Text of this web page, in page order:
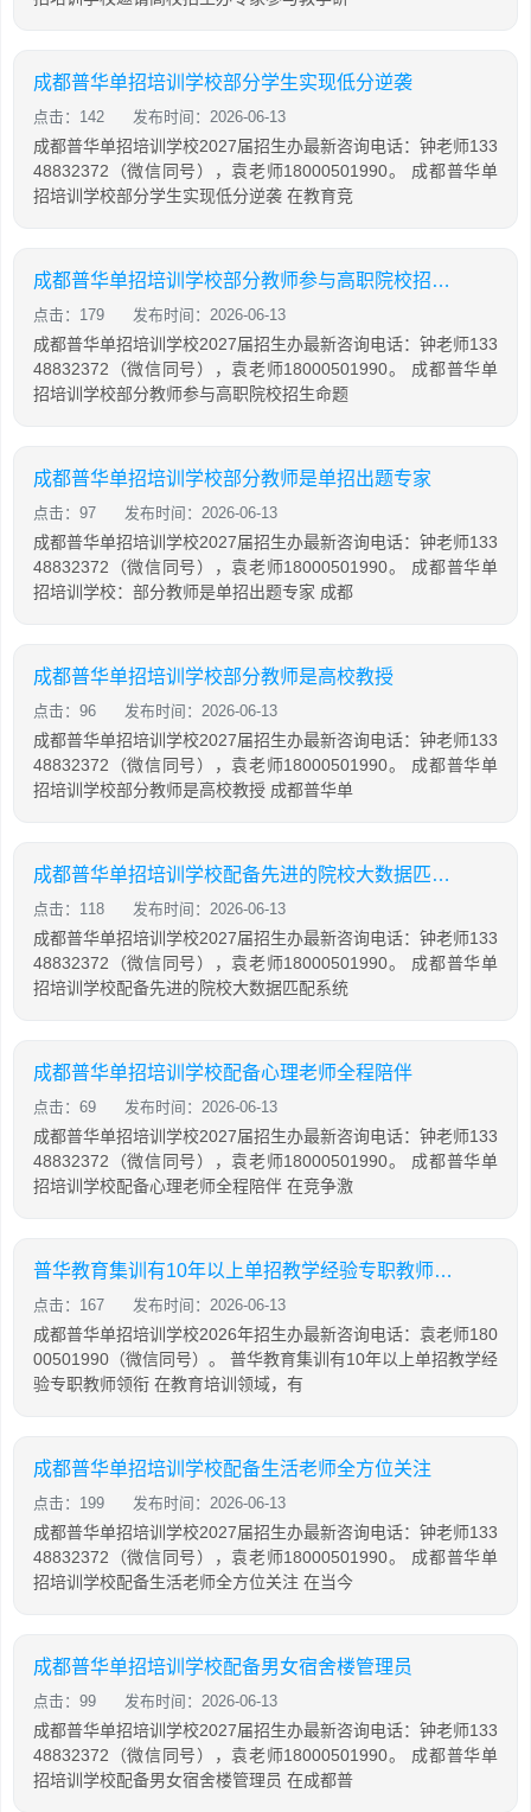
成都普华单招培训学校部分学生实现低分逆袭
点击：142 发布时间：2026-06-13
成都普华单招培训学校2027届招生办最新咨询电话：钟老师133
48832372（微信同号），袁老师18000501990。 成都普华单
招培训学校部分学生实现低分逆袭 在教育竞
成都普华单招培训学校部分教师参与高职院校招生命题
点击：179 发布时间：2026-06-13
成都普华单招培训学校2027届招生办最新咨询电话：钟老师133
48832372（微信同号），袁老师18000501990。 成都普华单
招培训学校部分教师参与高职院校招生命题
成都普华单招培训学校部分教师是单招出题专家
点击：97 发布时间：2026-06-13
成都普华单招培训学校2027届招生办最新咨询电话：钟老师133
48832372（微信同号），袁老师18000501990。 成都普华单
招培训学校：部分教师是单招出题专家 成都
成都普华单招培训学校部分教师是高校教授
点击：96 发布时间：2026-06-13
成都普华单招培训学校2027届招生办最新咨询电话：钟老师133
48832372（微信同号），袁老师18000501990。 成都普华单
招培训学校部分教师是高校教授 成都普华单
成都普华单招培训学校配备先进的院校大数据匹配系统
点击：118 发布时间：2026-06-13
成都普华单招培训学校2027届招生办最新咨询电话：钟老师133
48832372（微信同号），袁老师18000501990。 成都普华单
招培训学校配备先进的院校大数据匹配系统
成都普华单招培训学校配备心理老师全程陪伴
点击：69 发布时间：2026-06-13
成都普华单招培训学校2027届招生办最新咨询电话：钟老师133
48832372（微信同号），袁老师18000501990。 成都普华单
招培训学校配备心理老师全程陪伴 在竞争激
普华教育集训有10年以上单招教学经验专职教师领衔
点击：167 发布时间：2026-06-13
成都普华单招培训学校2026年招生办最新咨询电话：袁老师180
00501990（微信同号）。 普华教育集训有10年以上单招教学经
验专职教师领衔 在教育培训领域，有
成都普华单招培训学校配备生活老师全方位关注
点击：199 发布时间：2026-06-13
成都普华单招培训学校2027届招生办最新咨询电话：钟老师133
48832372（微信同号），袁老师18000501990。 成都普华单
招培训学校配备生活老师全方位关注 在当今
成都普华单招培训学校配备男女宿舍楼管理员
点击：99 发布时间：2026-06-13
成都普华单招培训学校2027届招生办最新咨询电话：钟老师133
48832372（微信同号），袁老师18000501990。 成都普华单
招培训学校配备男女宿舍楼管理员 在成都普